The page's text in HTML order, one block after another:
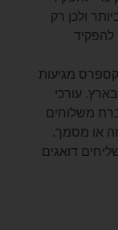
ולכן רק
להפקיד
מגיעות
עורכי
משלוחים
או מסמך.
דואגים